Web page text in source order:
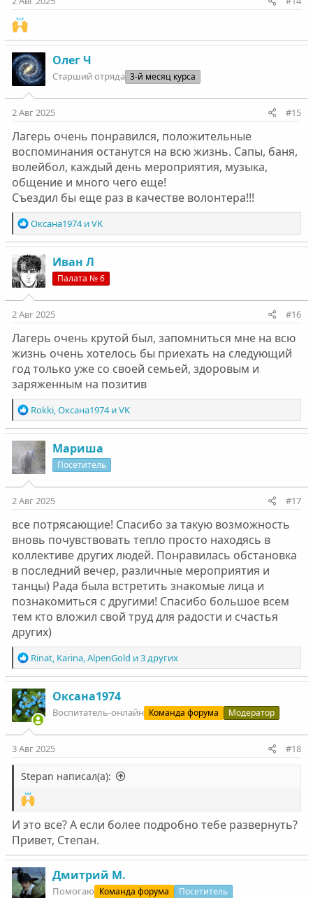
Олег Ч
Старший отряда 3-й месяц курса
2 Авг 2025 #15
Лагерь очень понравился, положительные
воспоминания останутся на всю жизнь. Сапы, баня,
волейбол, каждый день мероприятия, музыка,
общение и много чего еще!
Съездил бы еще раз в качестве волонтера!!!
Р
е
а
к
ц
и
и
:
Оксана1974иVK
Иван Л
Палата № 6
2 Авг 2025 #16
Лагерь очень крутой был, запомниться мне на всю
жизнь очень хотелось бы приехать на следующий
год только уже со своей семьей, здоровым и
заряженным на позитив
Р
е
а
ц
и
и
:
Rokki,Оксана1974иVK
Мариша
Посетитель
2 Авг 2025 #17
все потрясающие! Спасибо за такую возможность
вновь почувствовать тепло просто находясь в
коллективе других людей. Понравилась обстановка
в последний вечер, различные мероприятия и
танцы) Рада была встретить знакомые лица и
познакомиться с другими! Спасибо большое всем
тем кто вложил свой труд для радости и счастья
других)
Р
е
а
к
ц
и
и
:
Rinat, Karinа,AlpenGold и 3 других
Оксана1974
Воспитатель-онлайн Команда форума Модератор
3 Авг 2025 #18
Stepan написал(а):
И это все? А если более подробно тебе развернуть?
Привет, Степан.
Дмитрий М.
Помогаю Команда форума Посетитель